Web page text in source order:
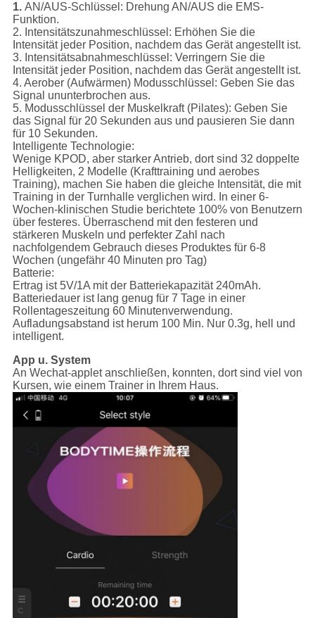
1. AN/AUS-Schlüssel: Drehung AN/AUS die EMS-
Funktion.
2. Intensitätszunahmeschlüssel: Erhöhen Sie die
Intensität jeder Position, nachdem das Gerät angestellt ist.
3. Intensitätsabnahmeschlüssel: Verringern Sie die
Intensität jeder Position, nachdem das Gerät angestellt ist.
4. Aerober (Aufwärmen) Modusschlüssel: Geben Sie das
Signal ununterbrochen aus.
5. Modusschlüssel der Muskelkraft (Pilates): Geben Sie
das Signal für 20 Sekunden aus und pausieren Sie dann
für 10 Sekunden.
Intelligente Technologie:
Wenige KPOD, aber starker Antrieb, dort sind 32 doppelte
Helligkeiten, 2 Modelle (Krafttraining und aerobes
Training), machen Sie haben die gleiche Intensität, die mit
Training in der Turnhalle verglichen wird. In einer 6-
Wochen-klinischen Studie berichtete 100% von Benutzern
über festeres. Überraschend mit den festeren und
stärkeren Muskeln und perfekter Zahl nach
nachfolgendem Gebrauch dieses Produktes für 6-8
Wochen (ungefähr 40 Minuten pro Tag)
Batterie:
Ertrag ist 5V/1A mit der Batteriekapazität 240mAh.
Batteriedauer ist lang genug für 7 Tage in einer
Rollentageszeitung 60 Minutenverwendung.
Aufladungsabstand ist herum 100 Min. Nur 0.3g, hell und
intelligent.
App u. System
An Wechat-applet anschließen, konnten, dort sind viel von
Kursen, wie einem Trainer in Ihrem Haus.